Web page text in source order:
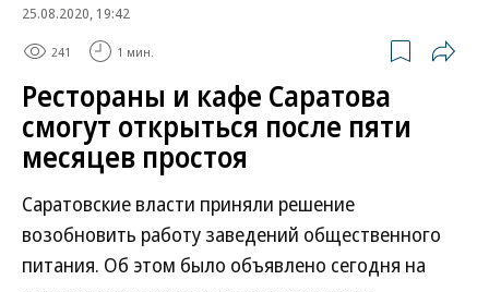
25.08.2020, 19:42
241 1 мин.
Рестораны и кафе Саратова
смогут открыться после пяти
месяцев простоя
Саратовские власти приняли решение
возобновить работу заведений общественного
питания. Об этом было объявлено сегодня на